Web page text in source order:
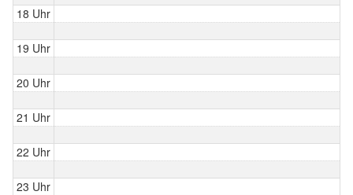
18 Uhr
19 Uhr
20 Uhr
21 Uhr
22 Uhr
23 Uhr